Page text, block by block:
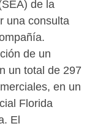
de la
una consulta
de un
un total de 297
en un
Florida
El